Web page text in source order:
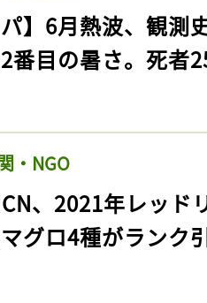
パ】6月熱波、観
番目の暑さ。死者
・NGO
、2021年レッ
グロ4種がランク
会員登録